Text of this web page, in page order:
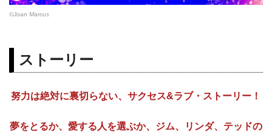
©Joan Marcus
ストーリー
努力は絶対に裏切らない、サクセス&ラブ・ストーリー！
夢をとるか、愛する人を選ぶか、ジム、リンダ、テッドの